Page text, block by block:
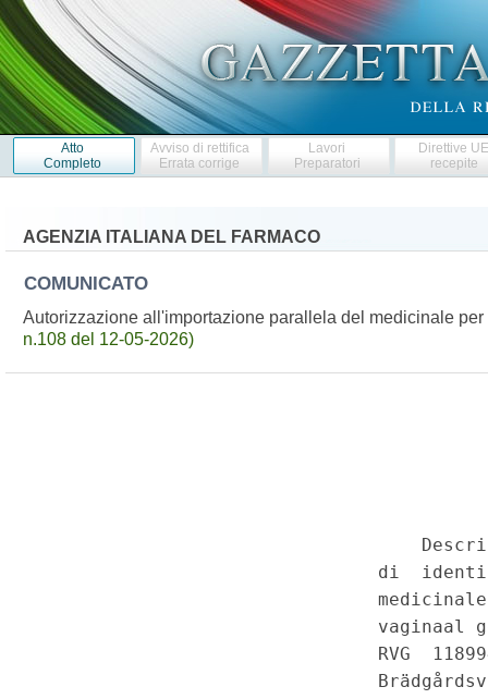
Atto
Completo
Avviso di rettifica
Errata corrige
Lavori
Preparatori
Direttive
recepite
AGENZIA ITALIANA DEL FARMACO
COMUNICATO
Autorizzazione all'importazione parallela del medicinale
n.108 del 12-05-2026)